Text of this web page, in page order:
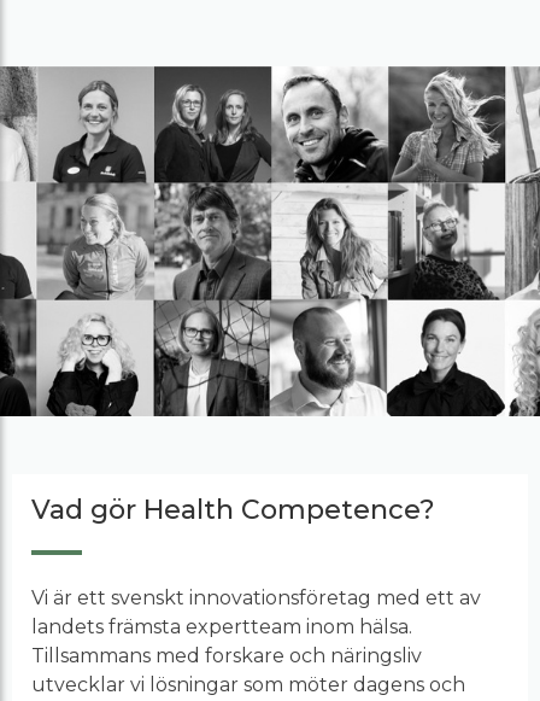
Vad gör Health Competence?
Vi är ett svenskt innovationsföretag med ett av
landets främsta expertteam inom hälsa.
Tillsammans med forskare och näringsliv
utvecklar vi lösningar som möter dagens och